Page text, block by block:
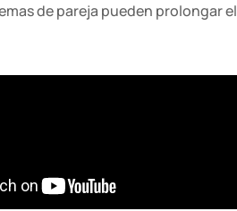
de pareja pueden prolongar el